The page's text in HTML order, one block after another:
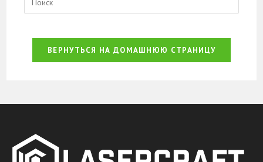
ВЕРНУТЬСЯ НА ДОМАШНЮЮ СТРАНИЦУ